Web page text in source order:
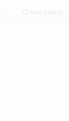
О магазине